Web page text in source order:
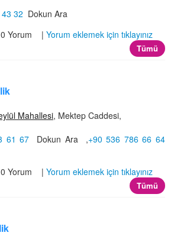
32 Dokun Ara
0 Yorum | Yorum eklemek için tıklayınız
Tümü
Mahallesi, Mektep Caddesi,
61 67 Dokun Ara ,+90 536 786 66 64
0 Yorum | Yorum eklemek için tıklayınız
Tümü